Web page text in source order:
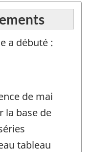
a débuté :
de mai
la base de
tableau